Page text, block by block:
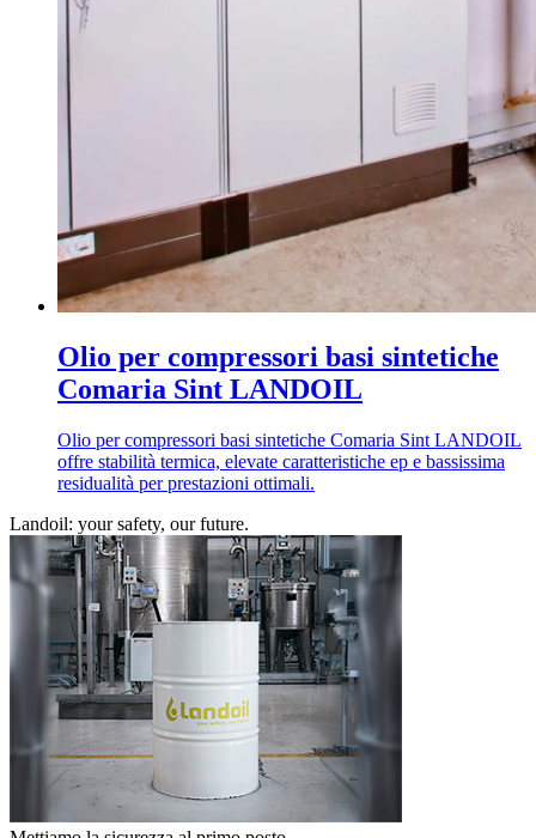
Olio per compressori basi sintetiche
Comaria Sint LANDOIL
Olio per compressori basi sintetiche Comaria Sint LANDOIL
offre stabilità termica, elevate caratteristiche ep e bassissima
residualità per prestazioni ottimali.
Landoil: your safety, our future.